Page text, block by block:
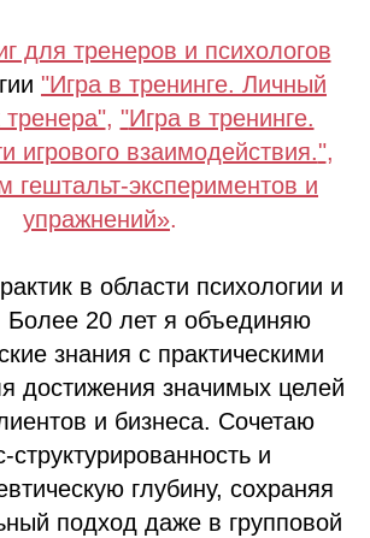
для тренеров и психологов
"Игра в тренинге. Личный
, "Игра в тренинге.
игрового взаимодействия.",
гештальт-экспериментов и
упражнений».
в области психологии и
Более 20 лет я объединяю
знания с практическими
достижения значимых целей
и бизнеса. Сочетаю
структурированность и
глубину, сохраняя
подход даже в групповой